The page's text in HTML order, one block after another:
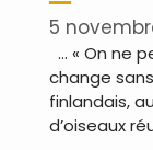
5
… « On ne
change
finlandais,
d’oiseaux